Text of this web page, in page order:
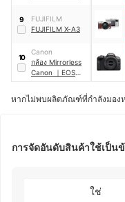
9
FUJIFILM
FUJIFILM X-A3
10
Canon
กล้อง Mirrorless
Canon
｜ EOS
R100
หากไม่พบผลิตภัณฑ์ที่กำลังมอง
การจัดอันดับสินค้าใช้เป็น
ใช่